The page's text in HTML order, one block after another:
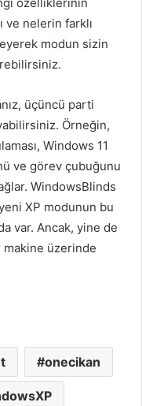
ve nelerin farklı
modun sizin
üçüncü parti
Örneğin,
Windows 11
ve görev çubuğunu
WindowsBlinds
XP modunun bu
var. Ancak, yine de
üzerinde
onecikan